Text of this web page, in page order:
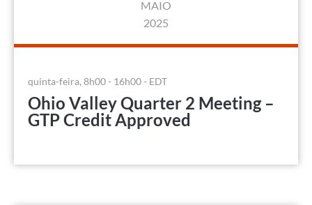
MAIO
2025
quinta-feira, 8h00 - 16h00 - EDT
Ohio Valley Quarter 2 Meeting –
GTP Credit Approved